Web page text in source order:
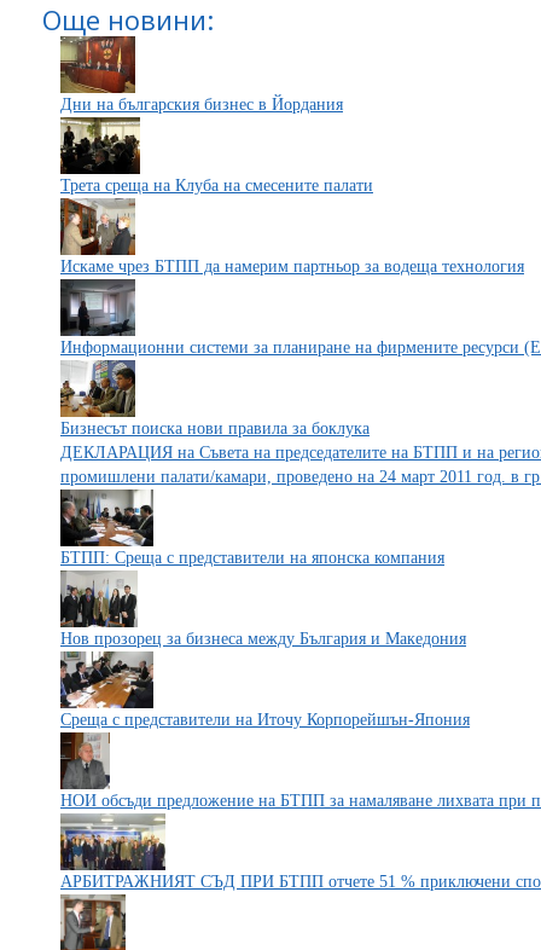
Още новини:
Дни на българския бизнес в Йордания
Трета среща на Клуба на смесените палати
Искаме чрез БТПП да намерим партньор за водеща технология
Информационни системи за планиране на фирмените ресурси
Бизнесът поиска нови правила за боклука
ДЕКЛАРАЦИЯ на Съвета на председателите на БТПП и на
промишлени палати/камари, проведено на 24 март 2011 год. в
БТПП: Среща с представители на японска компания
Нов прозорец за бизнеса между България и Македония
Среща с представители на Иточу Корпорейшън-Япония
НОИ обсъди предложение на БТПП за намаляване лихвата при
АРБИТРАЖНИЯТ СЪД ПРИ БТПП отчете 51 % приключени